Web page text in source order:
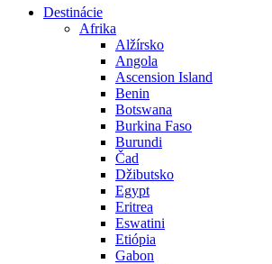
Destinácie
Afrika
Alžírsko
Angola
Ascension Island
Benin
Botswana
Burkina Faso
Burundi
Čad
Džibutsko
Egypt
Eritrea
Eswatini
Etiópia
Gabon